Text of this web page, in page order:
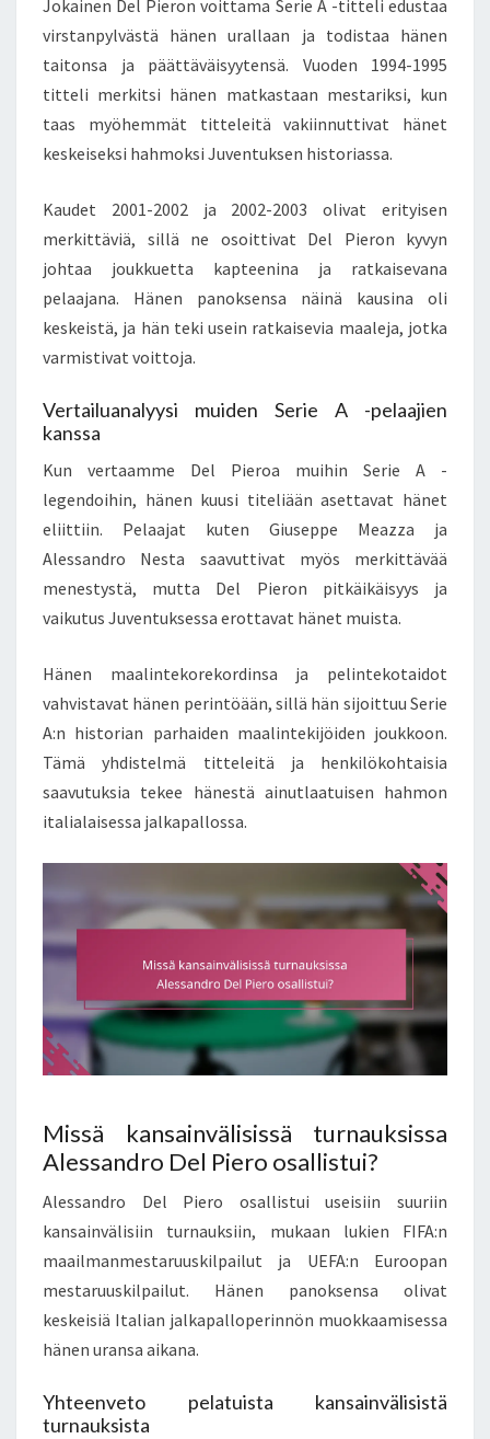
Jokainen Del Pieron voittama Serie A -titteli edustaa
virstanpylvästä hänen urallaan ja todistaa hänen
taitonsa ja päättäväisyytensä. Vuoden 1994-1995
titteli merkitsi hänen matkastaan mestariksi, kun
taas myöhemmät titteleitä vakiinnuttivat hänet
keskeiseksi hahmoksi Juventuksen historiassa.
Kaudet 2001-2002 ja 2002-2003 olivat erityisen
merkittäviä, sillä ne osoittivat Del Pieron kyvyn
johtaa joukkuetta kapteenina ja ratkaisevana
pelaajana. Hänen panoksensa näinä kausina oli
keskeistä, ja hän teki usein ratkaisevia maaleja, jotka
varmistivat voittoja.
Vertailuanalyysi muiden Serie A -pelaajien
kanssa
Kun vertaamme Del Pieroa muihin Serie A -
legendoihin, hänen kuusi titeliään asettavat hänet
eliittiin. Pelaajat kuten Giuseppe Meazza ja
Alessandro Nesta saavuttivat myös merkittävää
menestystä, mutta Del Pieron pitkäikäisyys ja
vaikutus Juventuksessa erottavat hänet muista.
Hänen maalintekorekordinsa ja pelintekotaidot
vahvistavat hänen perintöään, sillä hän sijoittuu Serie
A:n historian parhaiden maalintekijöiden joukkoon.
Tämä yhdistelmä titteleitä ja henkilökohtaisia
saavutuksia tekee hänestä ainutlaatuisen hahmon
italialaisessa jalkapallossa.
Missä kansainvälisissä turnauksissa
Alessandro Del Piero osallistui?
Alessandro Del Piero osallistui useisiin suuriin
kansainvälisiin turnauksiin, mukaan lukien FIFA:n
maailmanmestaruuskilpailut ja UEFA:n Euroopan
mestaruuskilpailut. Hänen panoksensa olivat
keskeisiä Italian jalkapalloperinnön muokkaamisessa
hänen uransa aikana.
Yhteenveto pelatuista kansainvälisistä
turnauksista